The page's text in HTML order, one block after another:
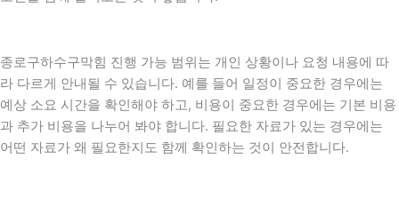
종로구하수구막힘 진행 가능 범위는 개인 상황이나 요청 내용에 따
라 다르게 안내될 수 있습니다. 예를 들어 일정이 중요한 경우에는
예상 소요 시간을 확인해야 하고, 비용이 중요한 경우에는 기본 비용
과 추가 비용을 나누어 봐야 합니다. 필요한 자료가 있는 경우에는
어떤 자료가 왜 필요한지도 함께 확인하는 것이 안전합니다.